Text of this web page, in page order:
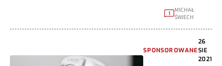
1
MICHAŁ
ŚWIECH
SPONSOROWANE
26
SIE
2021